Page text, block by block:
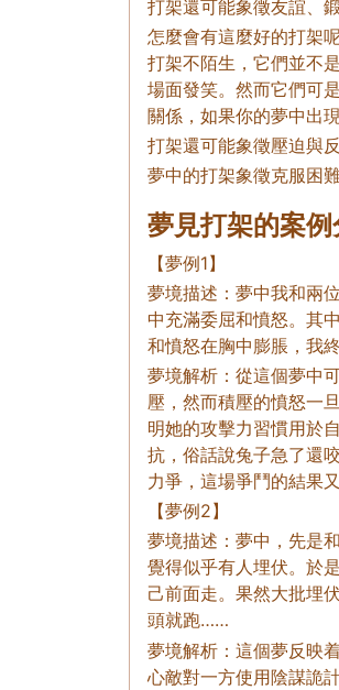
打架還可能象徵友誼、
怎麼會有這麼好的打架
打架不陌生，它們並不
場面發笑。然而它們可
關係，如果你的夢中出
打架還可能象徵壓迫與
夢中的打架象徵克服困難
夢見打架的案例
【夢例1】
夢境描述：夢中我和兩
中充滿委屈和憤怒。其
和憤怒在胸中膨脹，我
夢境解析：從這個夢中
壓，然而積壓的憤怒一
明她的攻擊力習慣用於
抗，俗話說兔子急了還
力爭，這場爭鬥的結果
【夢例2】
夢境描述：夢中，先是
覺得似乎有人埋伏。於
己前面走。果然大批埋
頭就跑……
夢境解析：這個夢反映
心敵對一方使用陰謀詭